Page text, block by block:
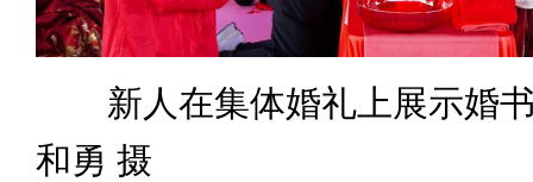
新人在集体婚礼上展示婚书
和勇 摄